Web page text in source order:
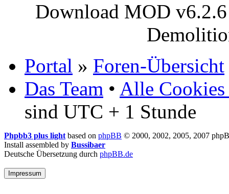
Download MOD
Portal » Foren-Übersicht
Das Team • Alle Cookies
sind UTC + 1 Stunde
Phpbb3 plus lightbased on phpBB © 2000, 2002, 2005, 2007
Install assembled by Bussibaer
Deutsche Übersetzung durch phpBB.de